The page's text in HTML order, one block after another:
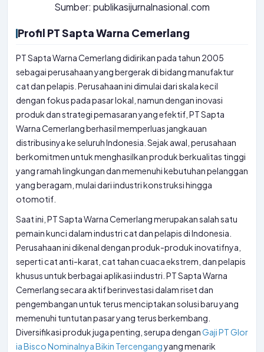
Sumber: publikasijurnalnasional.com
Profil PT Sapta Warna Cemerlang
PT Sapta Warna Cemerlang didirikan pada tahun 2005
sebagai perusahaan yang bergerak di bidang manufaktur
cat dan pelapis. Perusahaan ini dimulai dari skala kecil
dengan fokus pada pasar lokal, namun dengan inovasi
produk dan strategi pemasaran yang efektif, PT Sapta
Warna Cemerlang berhasil memperluas jangkauan
distribusinya ke seluruh Indonesia. Sejak awal, perusahaan
berkomitmen untuk menghasilkan produk berkualitas tinggi
yang ramah lingkungan dan memenuhi kebutuhan pelanggan
yang beragam, mulai dari industri konstruksi hingga
otomotif.
Saat ini, PT Sapta Warna Cemerlang merupakan salah satu
pemain kunci dalam industri cat dan pelapis di Indonesia.
Perusahaan ini dikenal dengan produk-produk inovatifnya,
seperti cat anti-karat, cat tahan cuaca ekstrem, dan pelapis
khusus untuk berbagai aplikasi industri. PT Sapta Warna
Cemerlang secara aktif berinvestasi dalam riset dan
pengembangan untuk terus menciptakan solusi baru yang
memenuhi tuntutan pasar yang terus berkembang.
Diversifikasi produk juga penting, serupa denganGaji PT Glor
ia Bisco Nominalnya Bikin Tercengangyang menarik